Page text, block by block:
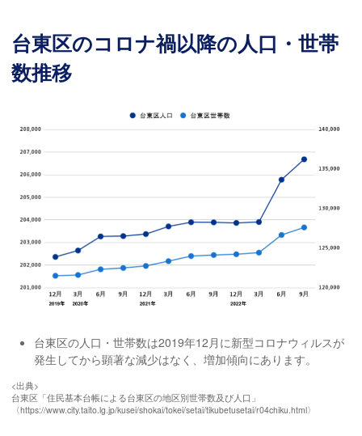
台東区のコロナ禍以降の人口・世帯
数推移
台東区の人口・世帯数は2019年12月に新型コロナウィルスが
発生してから顕著な減少はなく、増加傾向にあります。
<出典>
台東区「住民基本台帳による台東区の地区別世帯数及び人口」
〈https://www.city.taito.lg.jp/kusei/shokai/tokei/setai/tikubetusetai/r04chiku.html〉